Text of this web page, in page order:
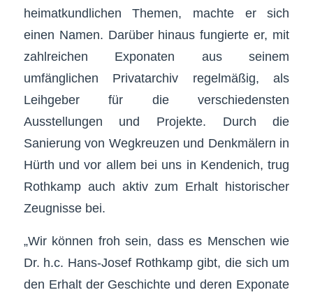
heimatkundlichen Themen, machte er sich
einen Namen. Darüber hinaus fungierte er, mit
zahlreichen Exponaten aus seinem
umfänglichen Privatarchiv regelmäßig, als
Leihgeber für die verschiedensten
Ausstellungen und Projekte. Durch die
Sanierung von Wegkreuzen und Denkmälern in
Hürth und vor allem bei uns in Kendenich, trug
Rothkamp auch aktiv zum Erhalt historischer
Zeugnisse bei.
„Wir können froh sein, dass es Menschen wie
Dr. h.c. Hans-Josef Rothkamp gibt, die sich um
den Erhalt der Geschichte und deren Exponate